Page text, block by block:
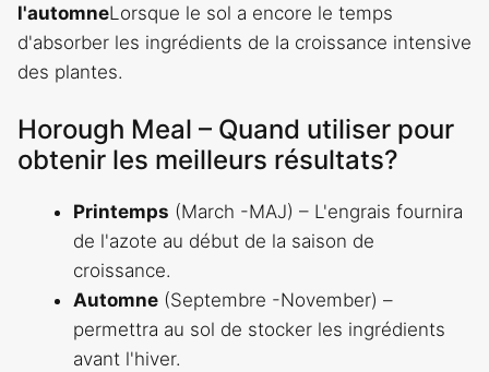
l'automneLorsque le sol a encore le temps
d'absorber les ingrédients de la croissance intensive
des plantes.
Horough Meal – Quand utiliser pour
obtenir les meilleurs résultats?
Printemps (March -MAJ) – L'engrais fournira
de l'azote au début de la saison de
croissance.
Automne (Septembre -November) –
permettra au sol de stocker les ingrédients
avant l'hiver.